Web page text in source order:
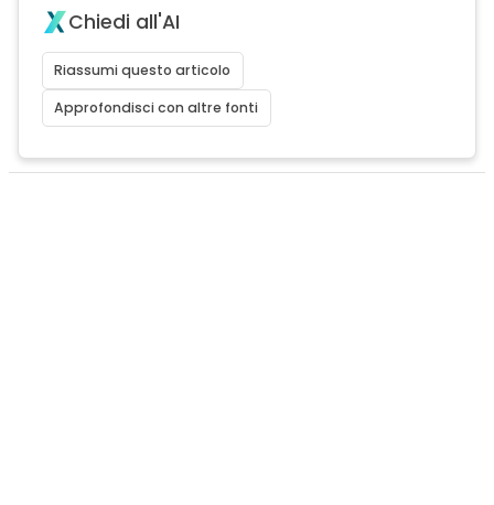
Chiedi all'AI
Riassumi questo articolo
Approfondisci con altre fonti